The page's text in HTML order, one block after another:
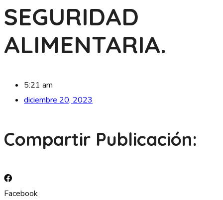
SEGURIDAD
ALIMENTARIA.
5:21 am
diciembre 20, 2023
Compartir Publicación:
Facebook